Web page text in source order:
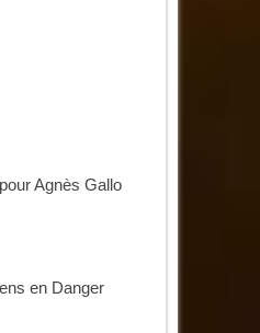
Agnès Gallo
en Danger